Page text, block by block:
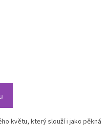
květu, který slouží i jako pěkná